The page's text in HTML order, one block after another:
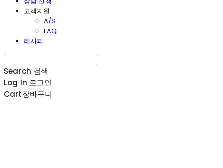
고객지원
A/S
FAQ
레시피
Search 검색
Log In 로그인
Cart장바구니